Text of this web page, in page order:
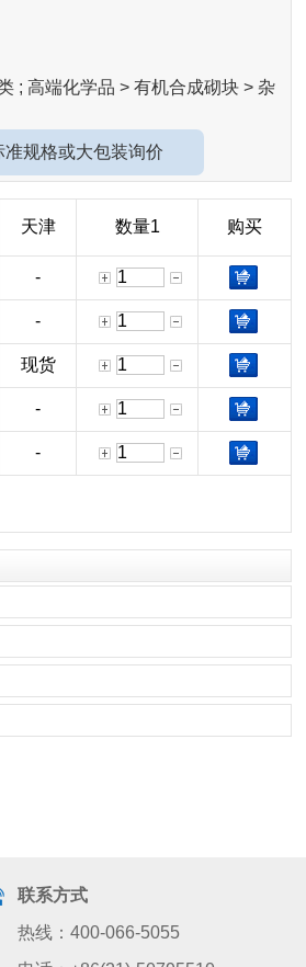
; 高端化学品 > 有机合成砌块 > 杂
准规格或大包装询价
天津 数量1 购买
-
-
现货
-
-
联系方式
热线：400-066-5055